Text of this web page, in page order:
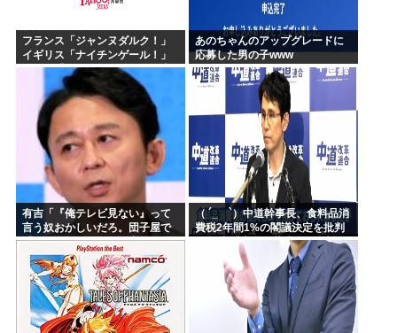
フランス「ジャンヌダルク！」
イギリス「ナイチンゲール！」
インド「マザーテレサ！」日本
あのちゃんのアップグレードに
応募した男の子www
有吉「『俺テレビ見ない』って
言う奴おかしいだろ。団子屋で
『団子食べない』って言うか？
こっちは芸人だぞ」
（ ´_ゝ`）中道幹事長、食料品消
費税2年間1%の閣議決定を批判
→ 記者「中道改革連合は食料品
消費税ゼロを公約に掲げていた
が？」→ 階猛氏「